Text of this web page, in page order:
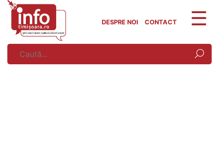
Skip
content
DESPRE NOI CONTACT